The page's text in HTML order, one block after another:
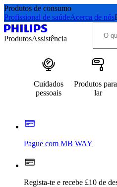
Produtos de consumo
Profissional de saúdeAcerca de nós
ProdutosAssistência
Cuidados
pessoais
Produtos
lar
Pague com MB WAY
Regista-te e recebe £10 de